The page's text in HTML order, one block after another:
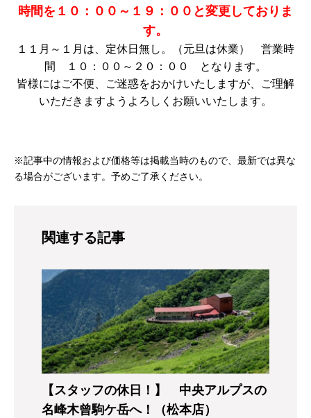
時間を１０：００～１９：００と変更しておりま
す。
１１月～１月は、定休日無し。（元旦は休業） 営業時
間 １０：００～２０：００ となります。
皆様にはご不便、ご迷惑をおかけいたしますが、ご理解
いただきますようよろしくお願いいたします。
※記事中の情報および価格等は掲載当時のもので、最新では異な
る場合がございます。予めご了承ください。
関連する記事
【スタッフの休日！】 中央アルプスの
名峰木曾駒ケ岳へ！（松本店）